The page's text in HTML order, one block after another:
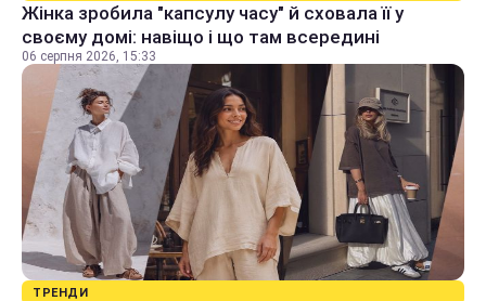
Жінка зробила "капсулу часу" й сховала її у
своєму домі: навіщо і що там всередині
06 серпня 2026, 15:33
ТРЕНДИ